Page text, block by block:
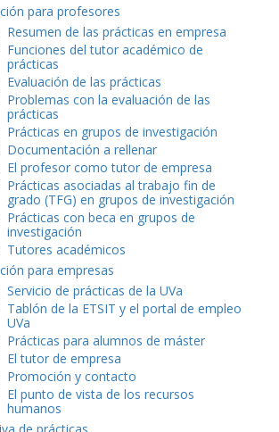
para profesores
Resumen de las prácticas en empresa
Funciones del tutor académico de
prácticas
Evaluación de las prácticas
Problemas con la evaluación de las
prácticas
Prácticas en grupos de investigación
Documentación a rellenar
El profesor como tutor de empresa
Prácticas asociadas al trabajo fin de
grado (TFG) en grupos de investigación
Prácticas con beca en grupos de
investigación
Tutores académicos
para empresas
Servicio de prácticas de la UVa
Tablón de la ETSIT y el portal de empleo
UVa
Prácticas para alumnos de máster
El tutor de empresa
Promoción y contacto
El punto de vista de los recursos
humanos
de prácticas